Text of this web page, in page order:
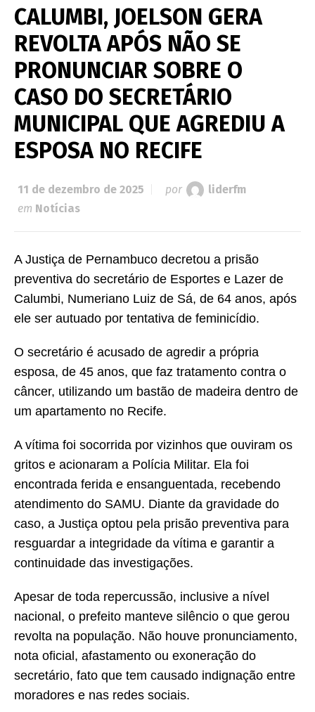
CALUMBI, JOELSON GERA
REVOLTA APÓS NÃO SE
PRONUNCIAR SOBRE O
CASO DO SECRETÁRIO
MUNICIPAL QUE AGREDIU A
ESPOSA NO RECIFE
11 de dezembro de 2025 por
liderfm
em Notícias
A Justiça de Pernambuco decretou a prisão
preventiva do secretário de Esportes e Lazer de
Calumbi, Numeriano Luiz de Sá, de 64 anos, após
ele ser autuado por tentativa de feminicídio.
O secretário é acusado de agredir a própria
esposa, de 45 anos, que faz tratamento contra o
câncer, utilizando um bastão de madeira dentro de
um apartamento no Recife.
A vítima foi socorrida por vizinhos que ouviram os
gritos e acionaram a Polícia Militar. Ela foi
encontrada ferida e ensanguentada, recebendo
atendimento do SAMU. Diante da gravidade do
caso, a Justiça optou pela prisão preventiva para
resguardar a integridade da vítima e garantir a
continuidade das investigações.
Apesar de toda repercussão, inclusive a nível
nacional, o prefeito manteve silêncio o que gerou
revolta na população. Não houve pronunciamento,
nota oficial, afastamento ou exoneração do
secretário, fato que tem causado indignação entre
moradores e nas redes sociais.